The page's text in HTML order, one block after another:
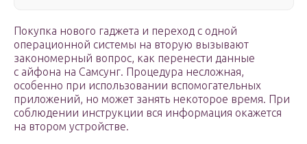
Покупка нового гаджета и переход с одной
операционной системы на вторую вызывают
закономерный вопрос, как перенести данные
с айфона на Самсунг. Процедура несложная,
особенно при использовании вспомогательных
приложений, но может занять некоторое время. При
соблюдении инструкции вся информация окажется
на втором устройстве.